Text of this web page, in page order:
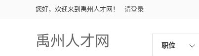
您好，欢迎来到禹州人才网！ 请登录
禹州人才网 职位